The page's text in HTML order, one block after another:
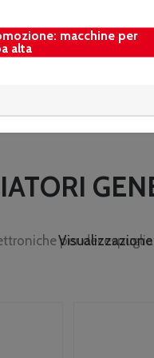
macchine per
alta
per